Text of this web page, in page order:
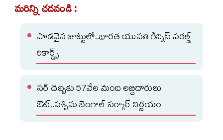
మరిన్ని చదవండి :
పొడవైన జుట్టులో..భారత యువతి గిన్నిస్ వరల్డ్
రికార్డ్స్
సర్ దెబ్బకు 57వేల మంది లబ్ధిదారులు
ఔట్..పశ్చిమ బెంగాల్ సర్కార్ నిర్ణయం